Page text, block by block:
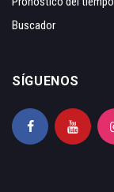
Buscador
SÍGUENOS